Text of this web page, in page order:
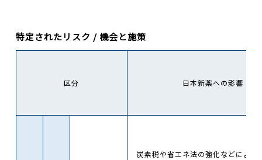
特定されたリスク / 機会と施策
区分 日本新薬への影響
炭素税や省エネ法の強化などにより